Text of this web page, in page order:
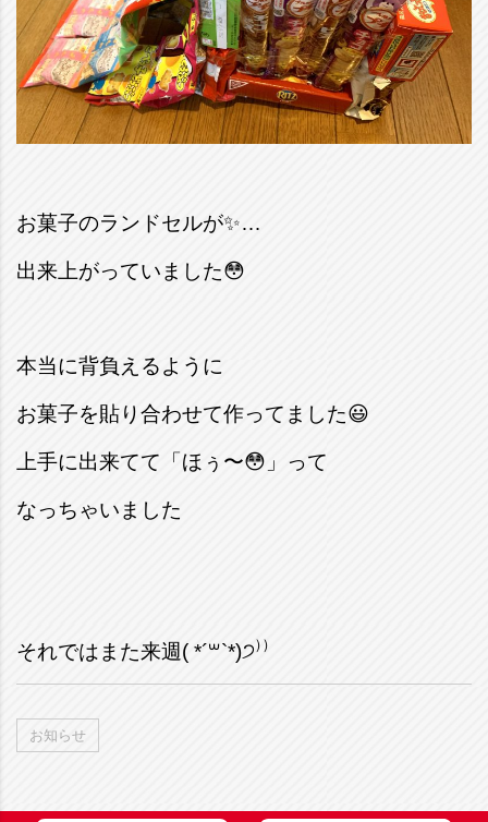
お菓子のランドセルが✨…
出来上がっていました😳
本当に背負えるように
お菓子を貼り合わせて作ってました😃
上手に出来てて「ほぅ〜😳」って
なっちゃいました
それではまた来週( *´꒳`*)੭⁾⁾
お知らせ